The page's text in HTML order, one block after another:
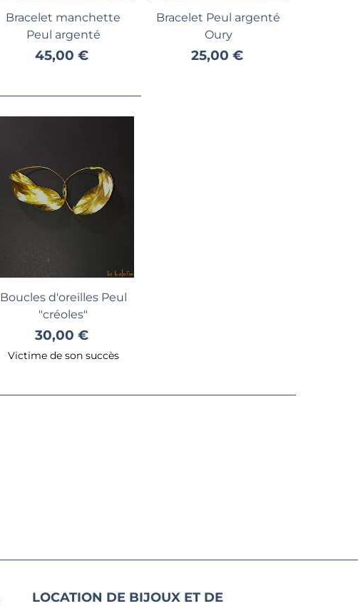
Ajouter au panier
Bracelet manchette
Peul argenté
45,00 €
Ajouter au panier
Bracelet Peul argenté
Oury
25,00 €
Voir
Boucles d'oreilles Peul
"créoles"
30,00 €
Victime de son succès
LOCATION DE BIJOUX ET DE